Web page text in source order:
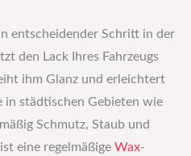
entscheidender Schritt in der
den Lack Ihres Fahrzeugs
ihm Glanz und erleichtert
in städtischen Gebieten wie
Schmutz, Staub und
eine regelmäßige Wax-